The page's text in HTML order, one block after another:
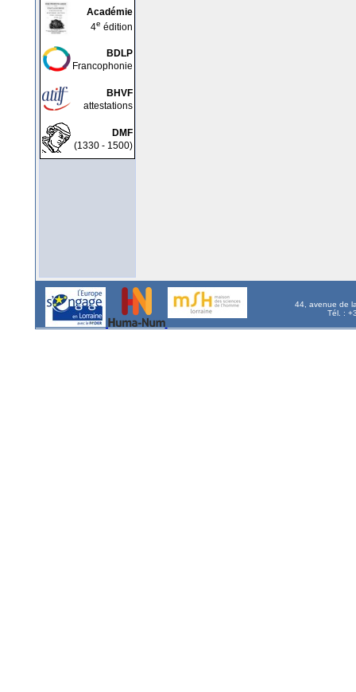
Académie
4e édition
BDLP
Francophonie
BHVF
attestations
DMF
(1330 - 1500)
44, avenue de
Tél. :